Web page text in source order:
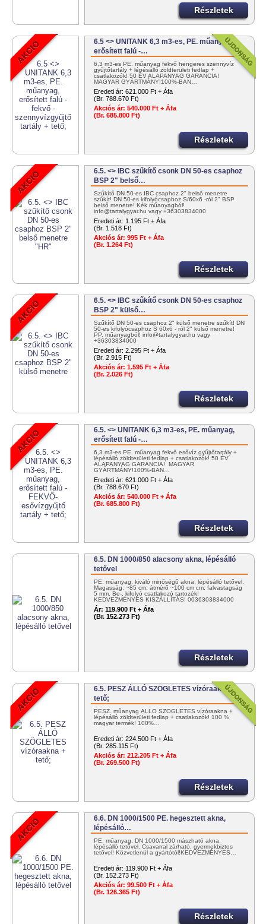
Részletek
6.5 <> UNITANK 6,3 m3-es, PE. műanyag,
erősített falú -…
6,3 m3-es PE. műanyag fekvő hengeres szennyvíz
gyűjtőtartály + lépésálló zöldterületi fedlap +
csatlakozók! 50 ÉV ALAPANYAG GARANCIA!
MAGYAR GYÁRTMÁNY!100%-BAN…
Eredeti ár: 621.000 Ft + Áfa
(Br. 788.670 Ft)
Akciós ár: 540.000 Ft + Áfa
(Br. 685.800 Ft)
Részletek
6.5. <> IBC szűkítő csonk DN 50-es csaphoz
BSP 2" belső…
Szűkítő DN 50-es IBC csaphoz 2" belső menetre
szűkít! DN 50-es kifolyócsaphoz S/60x6 -ról 2" BSP
belső menetre! Kék műanyagból!
info@tartalygyar.hu vagy +36303834000
Eredeti ár: 1.195 Ft + Áfa
(Br. 1.518 Ft)
Akciós ár: 995 Ft + Áfa
(Br. 1.264 Ft)
Részletek
6.5. <> IBC szűkítő csonk DN 50-es csaphoz
BSP 2" külső…
Szűkítő DN 50-es csaphoz 2" külső menetre szűkít! DN
50-es kifolyócsaphoz S 60x6 - ról 2" külső menetre!
PP. műanyagból! info@tartalygyar.hu vagy
+36303834000
Eredeti ár: 2.295 Ft + Áfa
(Br. 2.915 Ft)
Akciós ár: 1.595 Ft + Áfa
(Br. 2.026 Ft)
Részletek
6.5. <> UNITANK 6,3 m3-es, PE. műanyag,
erősített falú -…
6,3 m3-es PE. műanyag fekvő esővíz gyűjtőtartály +
lépésálló zöldterületi fedlap + csatlakozók! 50 ÉV
ALAPANYAG GARANCIA! MAGYAR
GYÁRTMÁNY!100%-BAN…
Eredeti ár: 621.000 Ft + Áfa
(Br. 788.670 Ft)
Akciós ár: 540.000 Ft + Áfa
(Br. 685.800 Ft)
Részletek
6.5. DN 1000/850 alacsony akna, lépésálló
tetővel
PE. műanyag, kiváló minőségű akna, lépésálló tetővel.
Magasság: ~85 cm; átmérő ~100 cm cm; falvastagság
5 mm. Be-, kifolyó csatlakozó tartozék!
KEDVEZMÉNYES KISZÁLLÍTÁS! 0036303834000
vagy info@tartalygyar.hu
Ár: 119.900 Ft + Áfa
(Br. 152.273 Ft)
Részletek
6.5. PESZ ÁLLÓ SZÖGLETES vízóraakna +
tető;
PESZ. műanyag ÁLLÓ SZÖGLETES vízóraakna +
lépésálló zöldterületi fedlap + csatlakozók! 100 %
magyar termék! 100%…
Eredeti ár: 224.500 Ft + Áfa
(Br. 285.115 Ft)
Akciós ár: 212.205 Ft + Áfa
(Br. 269.500 Ft)
Részletek
6.6. DN 1000/1500 PE. hegesztett akna,
lépésálló…
PE. műanyag, DN 1000/1500 mászható akna,
lépésálló tetővel. Csavarral zárható, gyermekbiztos
tetővel! Közvetlenül a gyártótól!KEDVEZMÉNYES…
Eredeti ár: 119.900 Ft + Áfa
(Br. 152.273 Ft)
Akciós ár: 99.500 Ft + Áfa
(Br. 126.365 Ft)
Részletek